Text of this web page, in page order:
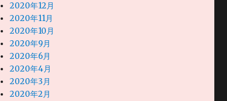
2020年12月
2020年11月
2020年10月
2020年9月
2020年6月
2020年4月
2020年3月
2020年2月